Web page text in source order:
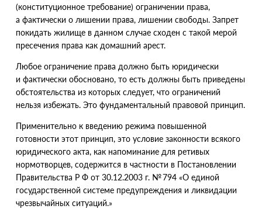
(конституционное требование) ограничении права,
а фактически о лишении права, лишении свободы. Запрет
покидать жилище в данном случае сходен с такой мерой
пресечения права как домашний арест.
Любое ограничение права должно быть юридически
и фактически обосновано, то есть должны быть приведены
обстоятельства из которых следует, что ограничений
нельзя избежать. Это фундаментальный правовой принцип.
Применительно к введению режима повышенной
готовности этот принцип, это условие законности всякого
юридического акта, как напоминание для ретивых
нормотворцев, содержится в частности в Постановлении
Правительства Р Ф от 30.12.2003 г.№ 794 «О единой
государственной системе предупреждения и ликвидации
чрезвычайных ситуаций.»